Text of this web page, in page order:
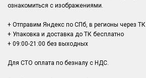
ознакомиться с изображениями.
+ Отправим Яндекс по СПб, в регионы через ТК
+ Упаковка и доставка до ТК бесплатно
+ 09:00-21:00 без выходных
Для СТО оплата по безналу с НДС.